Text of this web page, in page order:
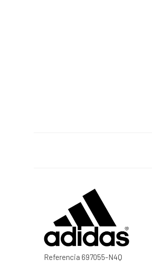
Referencia 697055-N4Q